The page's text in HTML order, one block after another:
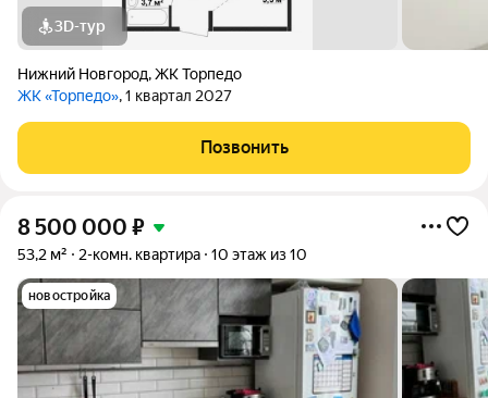
3D-тур
Нижний Новгород,ЖК Торпедо
ЖК «Торпедо», 1 квартал 2027
Позвонить
8 500 000 ₽
53,2 м² 2-комн. квартира 10 этаж из 10
новостройка